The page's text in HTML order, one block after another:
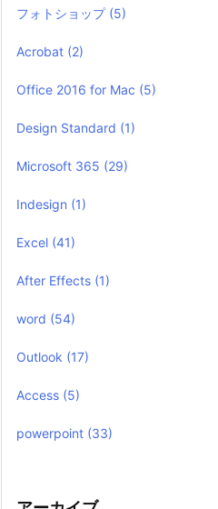
フォトショップ (5)
Acrobat (2)
Office 2016 for Mac (5)
Design Standard (1)
Microsoft 365 (29)
Indesign (1)
Excel (41)
After Effects (1)
word (54)
Outlook (17)
Access (5)
powerpoint (33)